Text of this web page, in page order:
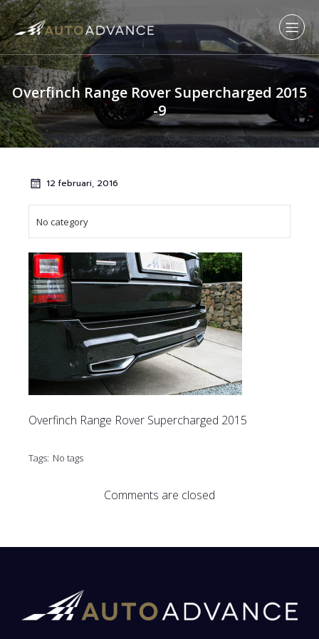
Overfinch Range Rover Supercharged 2015
-9
12 februari, 2016
No category
Overfinch Range Rover Supercharged 2015
Tags: No tags
Comments are closed